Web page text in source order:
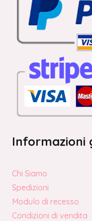
Informazioni
Chi Siamo
Spedizioni
Modulo di recesso
Condizioni di vendita